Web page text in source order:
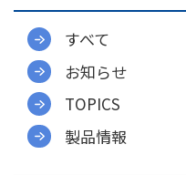
プライバシーポリシー
すべて
お知らせ
TOPICS
製品情報